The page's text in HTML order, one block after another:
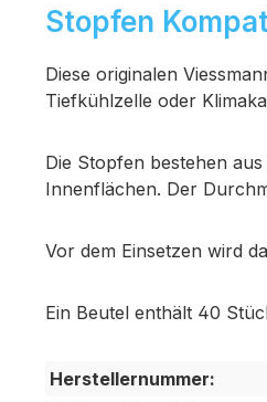
Stopfen
Diese originalen
Tiefkühlzelle oder
Die Stopfen bestehen
Innenflächen. Der
Vor dem Einsetzen wird
Ein Beutel enthält 40
Herstellernummer: